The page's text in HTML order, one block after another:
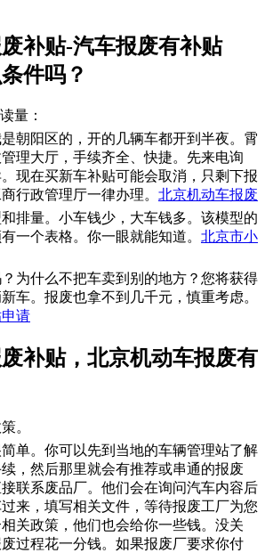
补贴-汽车报废有补贴
件吗？
量：
朝阳区的，开的几辆车都开到半夜。霄
理大厅，手续齐全、快捷。先来电询
现在买新车补贴可能会取消，只剩下报
行政管理厅一律办理。 北京机动车报废
排量。小车钱少，大车钱多。该模型的
一个表格。你一眼就能知道。 北京市小
为什么不把车卖到别的地方？您将获得
车。报废也拿不到几千元，慎重考虑。
请
补贴，北京机动车报废有
。
单。你可以先到当地的车辆管理站了解
，然后那里就会有推荐或串通的报废
联系废品厂。他们会在询问汽车内容后
来，填写相关文件，等待报废工厂为您
关政策，他们也会给你一些钱。没关
过程花一分钱。如果报废厂要求你付